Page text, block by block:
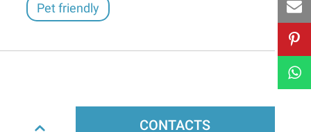
Pet friendly
CONTACTS